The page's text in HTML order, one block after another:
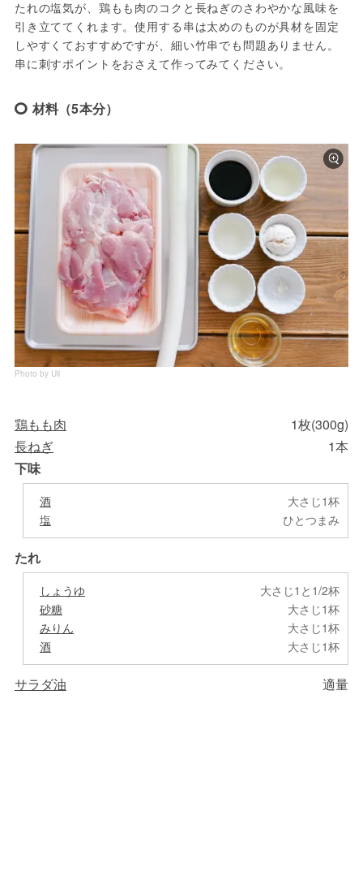
たれの塩気が、鶏もも肉のコクと長ねぎのさわやかな風味を
引き立ててくれます。使用する串は太めのものが具材を固定
しやすくておすすめですが、細い竹串でも問題ありません。
串に刺すポイントをおさえて作ってみてください。
材料（5本分）
Photo by Uli
鶏もも肉
1枚(300g)
長ねぎ
1本
下味
酒
大さじ1杯
塩
ひとつまみ
たれ
しょうゆ
大さじ1と1/2杯
砂糖
大さじ1杯
みりん
大さじ1杯
酒
大さじ1杯
サラダ油 適量